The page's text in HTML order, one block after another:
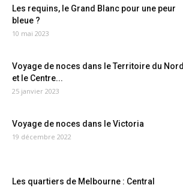
Les requins, le Grand Blanc pour une peur
bleue ?
10 mai 2023
Voyage de noces dans le Territoire du Nord
et le Centre...
25 janvier 2023
Voyage de noces dans le Victoria
19 décembre 2022
Les quartiers de Melbourne : Central